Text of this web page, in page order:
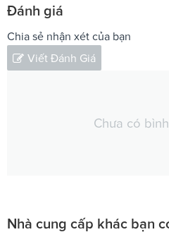
Đánh giá
Chia sẻ nhận xét của bạn
Viết Đánh Giá
Chưa có
Nhà cung cấp khác bạn